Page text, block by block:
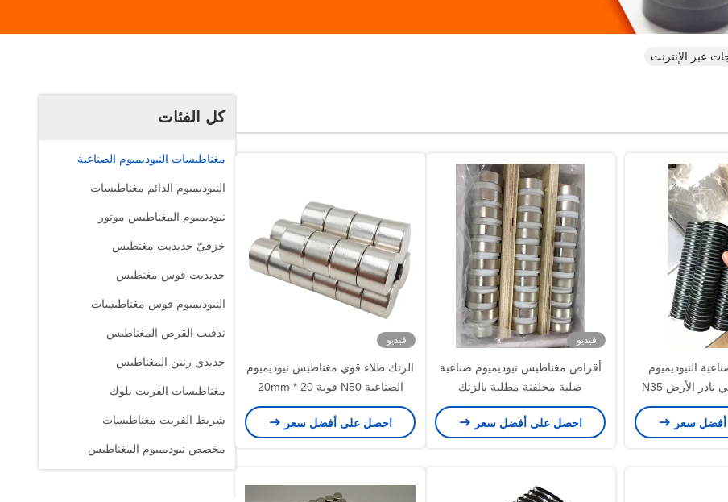
عبر الإنترنت
كل الفئات
مغناطيسات النيوديميوم الصناعية
النيوديميوم الدائم مغناطيسات
نيوديميوم المغناطيس موتور
خزفيّ حديديت مغنطيس
حديديت قوس مغنطيس
النيوديميوم قوس مغناطيسات
ندفيب القرص المغناطيس
حديدي رنين المغناطيس
مغناطيسات الفريت بلوك
شريط الفريت مغناطيسات
مخصص نيوديميوم المغناطيس
الصناعية النيوديميوم
الأسود الإيبوكسي نادر الأرض N35
قرص صغير
سعر
فيديو
أقراص مغناطيس نيوديميوم صناعية
صلبة مجلفنة مطلية بالزنك
احصل على أفضل سعر
فيديو
الزنك طلاء قوي مغناطيس نيوديميوم
الصناعية N50 قوية 20 * 20mm
احصل على أفضل سعر